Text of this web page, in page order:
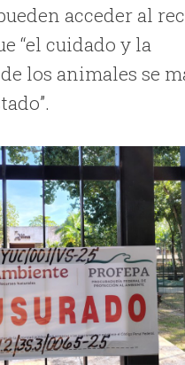
acceder al
“el cuidado y la
los animales se